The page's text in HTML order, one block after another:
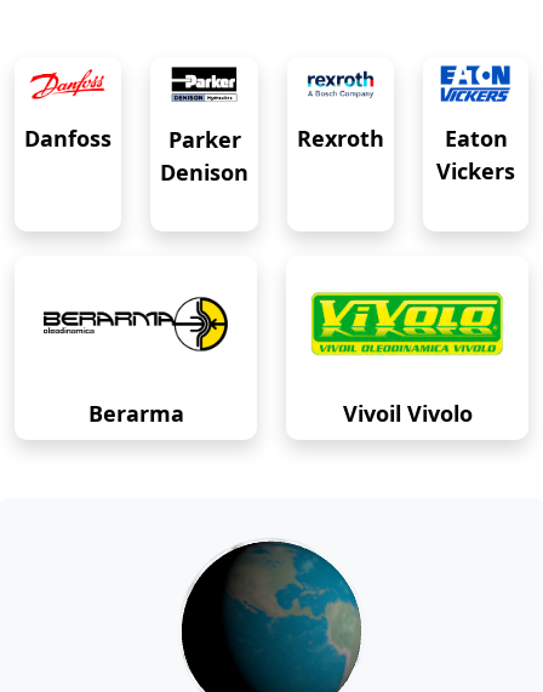
Danfoss
Parker
Denison
Rexroth
Eaton
Vickers
Berarma Vivoil Vivolo